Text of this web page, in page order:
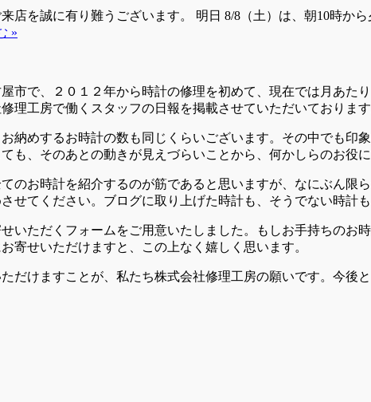
店を誠に有り難うございます。 ＜夏季休業のお知らせ＞誠に
市で、２０１２年から時計の修理を初めて、現在では月あた
理工房で働くスタッフの日報を掲載させていただいております
納めするお時計の数も同じくらいございます。その中でも印
も、そのあとの動きが見えづらいことから、何かしらのお役に
のお時計を紹介するのが筋であると思いますが、なにぶん限
せてください。ブログに取り上げた時計も、そうでない時計
いただくフォームをご用意いたしました。もしお手持ちのお
寄せいただけますと、この上なく嬉しく思います。
だけますことが、私たち株式会社修理工房の願いです。今後